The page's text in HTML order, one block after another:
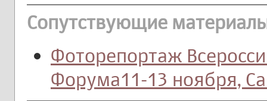
Сопутствующие
Фоторепортаж
Форума11-13 ноября,